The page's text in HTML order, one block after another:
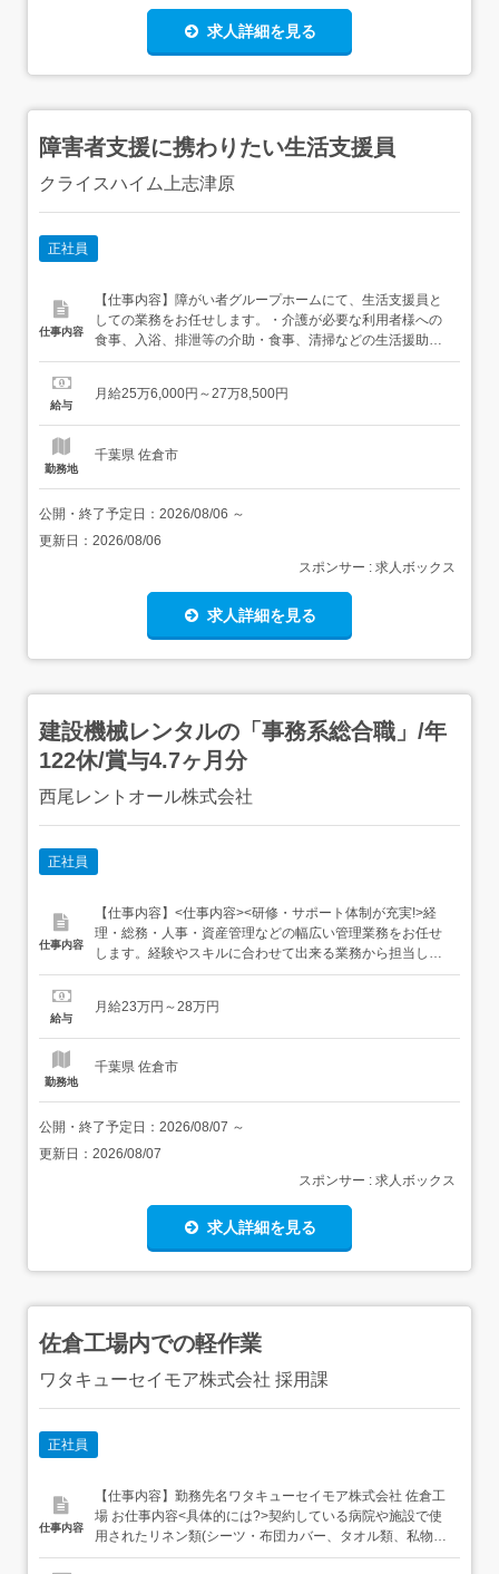
求人詳細を見る
障害者支援に携わりたい生活支援員
クライスハイム上志津原
正社員
仕事内容
【仕事内容】障がい者グループホームにて、生活支援員と
しての業務をお任せします。・介護が必要な利用者様への
食事、入浴、排泄等の介助・食事、清掃などの生活援助・
通院、買い物同行・利用者様からの相談対応・服薬、金銭
り・支援員会議への参加 など 食事は毎食分の材料とレシピ
給与
月給25万6,000円～27万8,500円
勤務地
千葉県 佐倉市
公開・終了予定日： 2026/08/06 ～
更新日： 2026/08/06
スポンサー : 求人ボックス
求人詳細を見る
建設機械レンタルの「事務系総合職」/年
122休/賞与4.7ヶ月分
西尾レントオール株式会社
正社員
仕事内容
【仕事内容】<仕事内容><研修・サポート体制が充実!>経
理・総務・人事・資産管理などの幅広い管理業務をお任せ
します。経験やスキルに合わせて出来る業務から担当しま
す。 経理業務伝票処理請求管理・支払い決算事業計画の策
続き郵便物管理問い合わせ対応 人事業務入退社の管理採用
給与
月給23万円～28万円
勤務地
千葉県 佐倉市
公開・終了予定日： 2026/08/07 ～
更新日： 2026/08/07
スポンサー : 求人ボックス
求人詳細を見る
佐倉工場内での軽作業
ワタキューセイモア株式会社 採用課
正社員
仕事内容
【仕事内容】勤務先名ワタキューセイモア株式会社 佐倉工
場 お仕事内容<具体的には?>契約している病院や施設で使
用されたリネン類(シーツ・布団カバー、タオル類、私物洗
濯など)や医師や看護師が使用した白衣類の洗濯の仕上げ、